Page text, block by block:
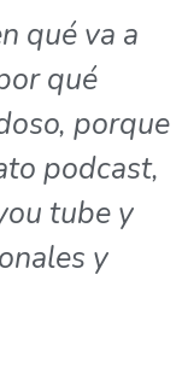
qué va a
qué
porque
podcast,
tube y
y